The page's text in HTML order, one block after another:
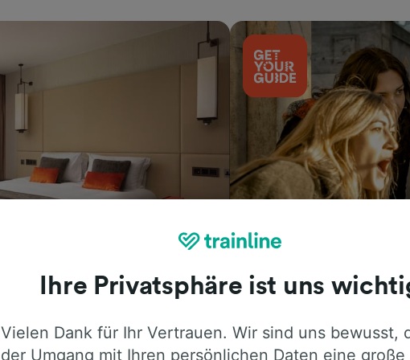
Ihre Privatsphäre ist uns
Vielen Dank für Ihr Vertrauen. Wir sind uns bewusst,
der Umgang mit Ihren persönlichen Daten eine große